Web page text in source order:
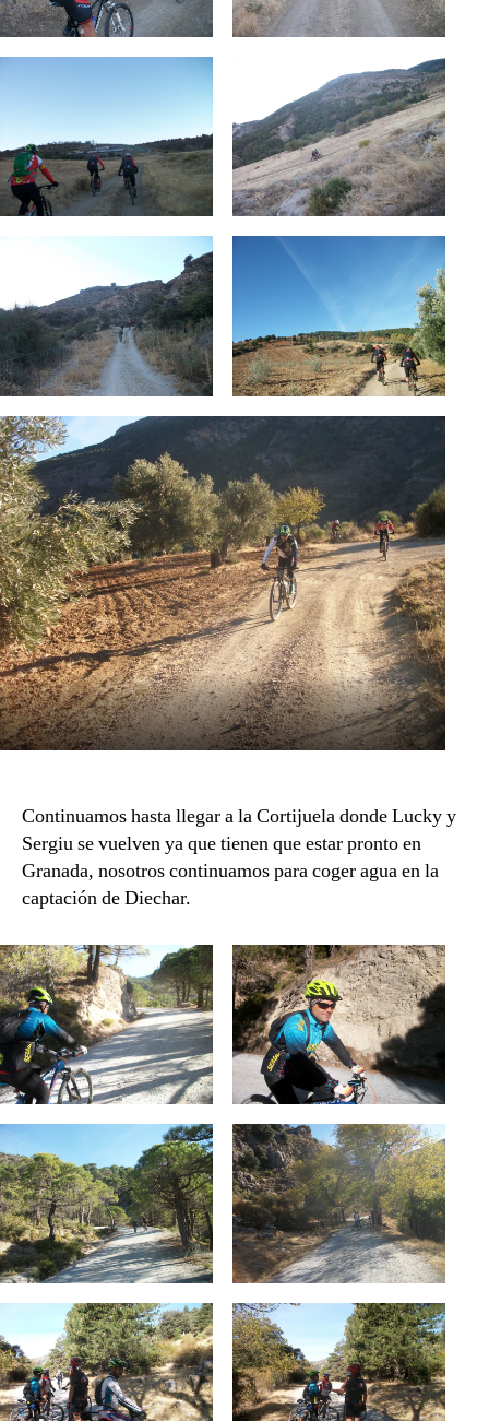
Continuamos hasta llegar a la Cortijuela donde Lucky y
Sergiu se vuelven ya que tienen que estar pronto en
Granada, nosotros continuamos para coger agua en la
captación de Diechar.